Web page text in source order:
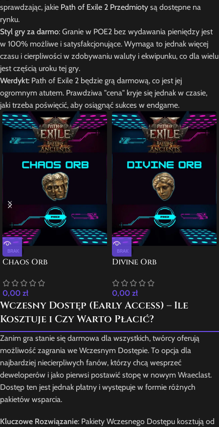
sprawdzając, jakie Path of Exile 2 Przedmioty są dostępne na
rynku.
Styl gry za darmo: Granie w POE2 bez wydawania pieniędzy jest
w 100% możliwe i satysfakcjonujące. Wymaga to jednak więcej
czasu i cierpliwości w zdobywaniu waluty i ekwipunku, co dla wielu
jest częścią uroku tej gry.
Werdykt: Path of Exile 2 będzie grą darmową, co jest jej
ogromnym atutem. Prawdziwa "cena" kryje się jednak w czasie,
jaki trzeba poświęcić, aby osiągnąć sukces w endgame.
BRAK
Chaos Orb
0,00 zł
BRAK
Divine Orb
0,00 zł
Wczesny Dostęp (Early Access) – Ile
Kosztuje i Czy Warto Płacić?
Zanim gra stanie się darmowa dla wszystkich, twórcy oferują
możliwość zagrania we Wczesnym Dostępie. To opcja dla
najbardziej niecierpliwych fanów, którzy chcą wesprzeć
deweloperów i jako pierwsi postawić stopę w nowym Wraeclast.
Dostęp ten jest jednak płatny i występuje w formie różnych
pakietów wsparcia.
Kluczowe Rozwiązanie: Pakiety Wczesnego Dostępu kosztują od